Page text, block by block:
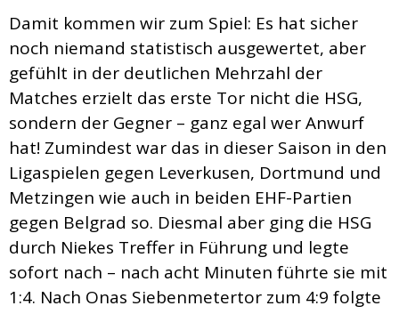
Damit kommen wir zum Spiel: Es hat sicher
noch niemand statistisch ausgewertet, aber
gefühlt in der deutlichen Mehrzahl der
Matches erzielt das erste Tor nicht die HSG,
sondern der Gegner – ganz egal wer Anwurf
hat! Zumindest war das in dieser Saison in den
Ligaspielen gegen Leverkusen, Dortmund und
Metzingen wie auch in beiden EHF-Partien
gegen Belgrad so. Diesmal aber ging die HSG
durch Niekes Treffer in Führung und legte
sofort nach – nach acht Minuten führte sie mit
1:4. Nach Onas Siebenmetertor zum 4:9 folgte